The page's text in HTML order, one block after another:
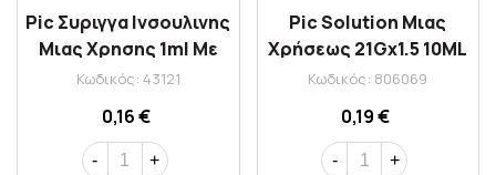
Pic Συριγγα Ινσουλινης
Μιας Χρησης 1ml Με
Βελονα G27 X 1/2 1τμχ
Κωδικός: 43121
0,16 €
- +
Pic Solution Μιας
Χρήσεως 21Gx1.5 10ML
1Τμχ
Κωδικός: 806069
0,19 €
- +